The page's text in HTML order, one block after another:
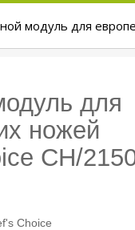
модуль для
для
ножей
CH/
Choice